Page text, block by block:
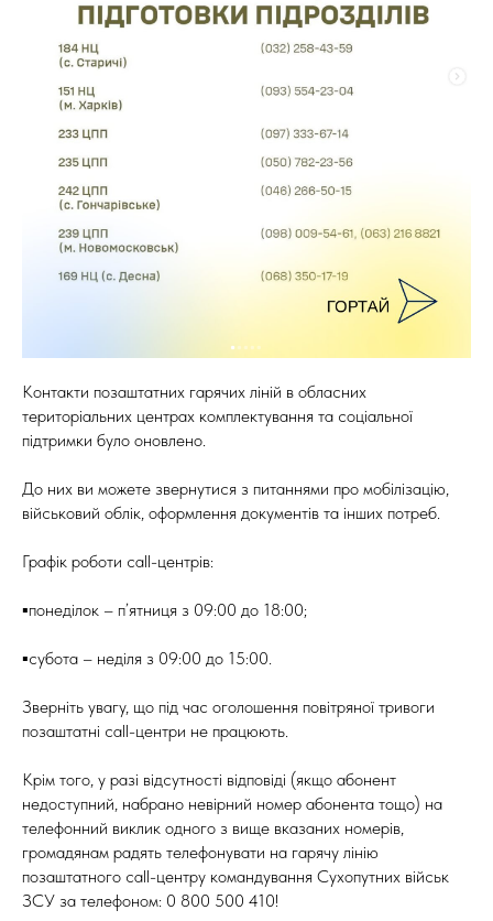
Контакти позаштатних гарячих ліній в обласних
територіальних центрах комплектування та соціальної
підтримки було оновлено.
До них ви можете звернутися з питаннями про мобілізацію,
військовий облік, оформлення документів та інших потреб.
Графік роботи call-центрів:
▪️понеділок – п’ятниця з 09:00 до 18:00;
▪️субота – неділя з 09:00 до 15:00.
Зверніть увагу, що під час оголошення повітряної тривоги
позаштатні call-центри не працюють.
Крім того, у разі відсутності відповіді (якщо абонент
недоступний, набрано невірний номер абонента тощо) на
телефонний виклик одного з вище вказаних номерів,
громадянам радять телефонувати на гарячу лінію
позаштатного call-центру командування Сухопутних військ
ЗСУ за телефоном: 0 800 500 410!